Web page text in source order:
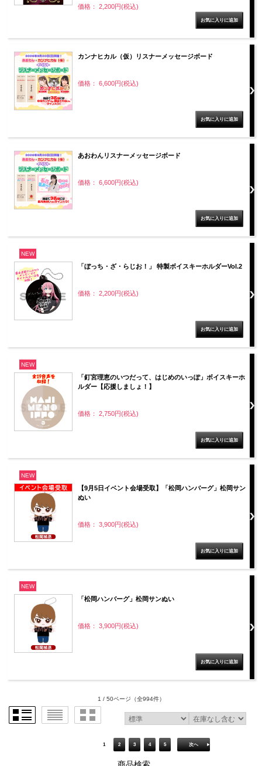
価格： 2,200円(税込)
カンナヒカル（仮）リスナーメッセージボード
価格： 6,600円(税込)
あおわんリスナーメッセージボード
価格： 6,600円(税込)
NEW
「ぼっち・ざ・らじお！」 特製ボイスキーホルダーVol.2
価格： 2,200円(税込)
NEW
「釘宮理恵のいつだって、はじめのいっぽ」ボイスキーホ
ルダー【応援しましょ！】
価格： 2,750円(税込)
NEW
【9月5日イベント会場受取】「松岡ハンバーグ」松岡サン
ぬい
価格： 3,900円(税込)
NEW
「松岡ハンバーグ」松岡サンぬい
価格： 3,900円(税込)
1 / 50ページ （全994件）
1 2 3 4 5 次へ